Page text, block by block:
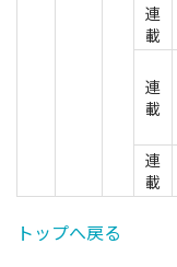
連
載
連
載
連
載
トップへ戻る